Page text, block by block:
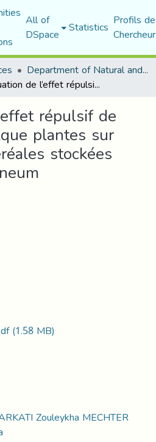
All of
DSpace Statistics Profils
Department of Natural and Life Sciences
Evaluation de l’effet répulsif de poudre de quelque plantes sur l’insecte des céréales stockées Tribolium castaneum
répulsif de
plantes sur
stockées
(1.58 MB)
Zouleykha MECHTER